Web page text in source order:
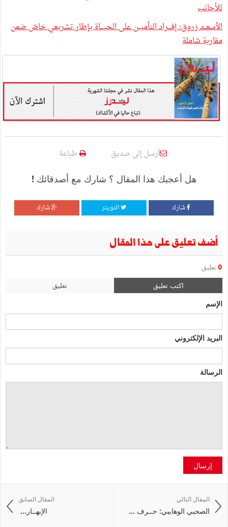
‬للأجانب
‬مقاربة‭ ‬شاملة
أرسل إلى صديق طباعة
هل أعجبك هذا المقال ؟ شارك مع أصدقائك !
شارك التويتر شارك
أضف تعليق على هذا المقال
0 تعليق
اكتب تعليق تعليق
الإسم
البريد الإلكتروني
الرسالة
إرسال
المقال السابق
الإبهــار‭ ...
المقال التالي
الصحبي الوهايبي: حــرف ...